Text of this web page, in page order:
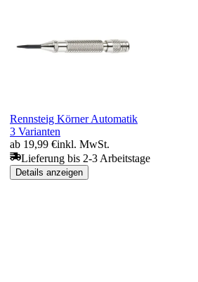
Rennsteig Körner Automatik
3 Varianten
ab 19,99 €inkl. MwSt.
Lieferung bis 2-3 Arbeitstage
Details anzeigen